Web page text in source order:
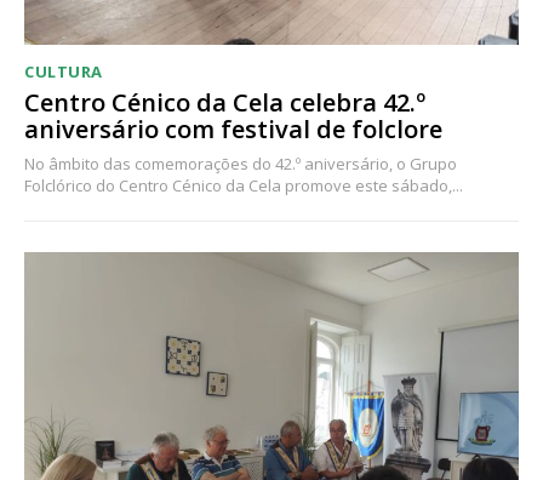
CULTURA
Centro Cénico da Cela celebra 42.º
aniversário com festival de folclore
No âmbito das comemorações do 42.º aniversário, o Grupo
Folclórico do Centro Cénico da Cela promove este sábado,...